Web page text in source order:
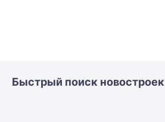
Быстрый поиск новостроек